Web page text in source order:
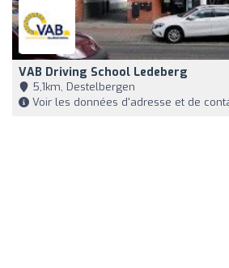
VAB Driving School Ledeberg
5,1km, Destelbergen
Voir les données d'adresse et de